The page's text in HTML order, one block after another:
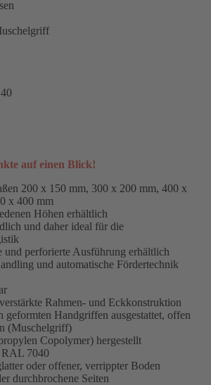
auf einen Blick!
200 x 150 mm, 300 x 200 mm, 400 x
x 400 mm
Höhen erhältlich
und daher ideal für die
und perforierte Ausführung erhältlich
und automatische Fördertechnik
Rahmen- und Eckkonstruktion
geformten Handgriffen ausgestattet, offen
(Muschelgriff)
Copolymer) hergestellt
RAL 7040
oder offener, verrippter Boden
durchbrochene Seiten